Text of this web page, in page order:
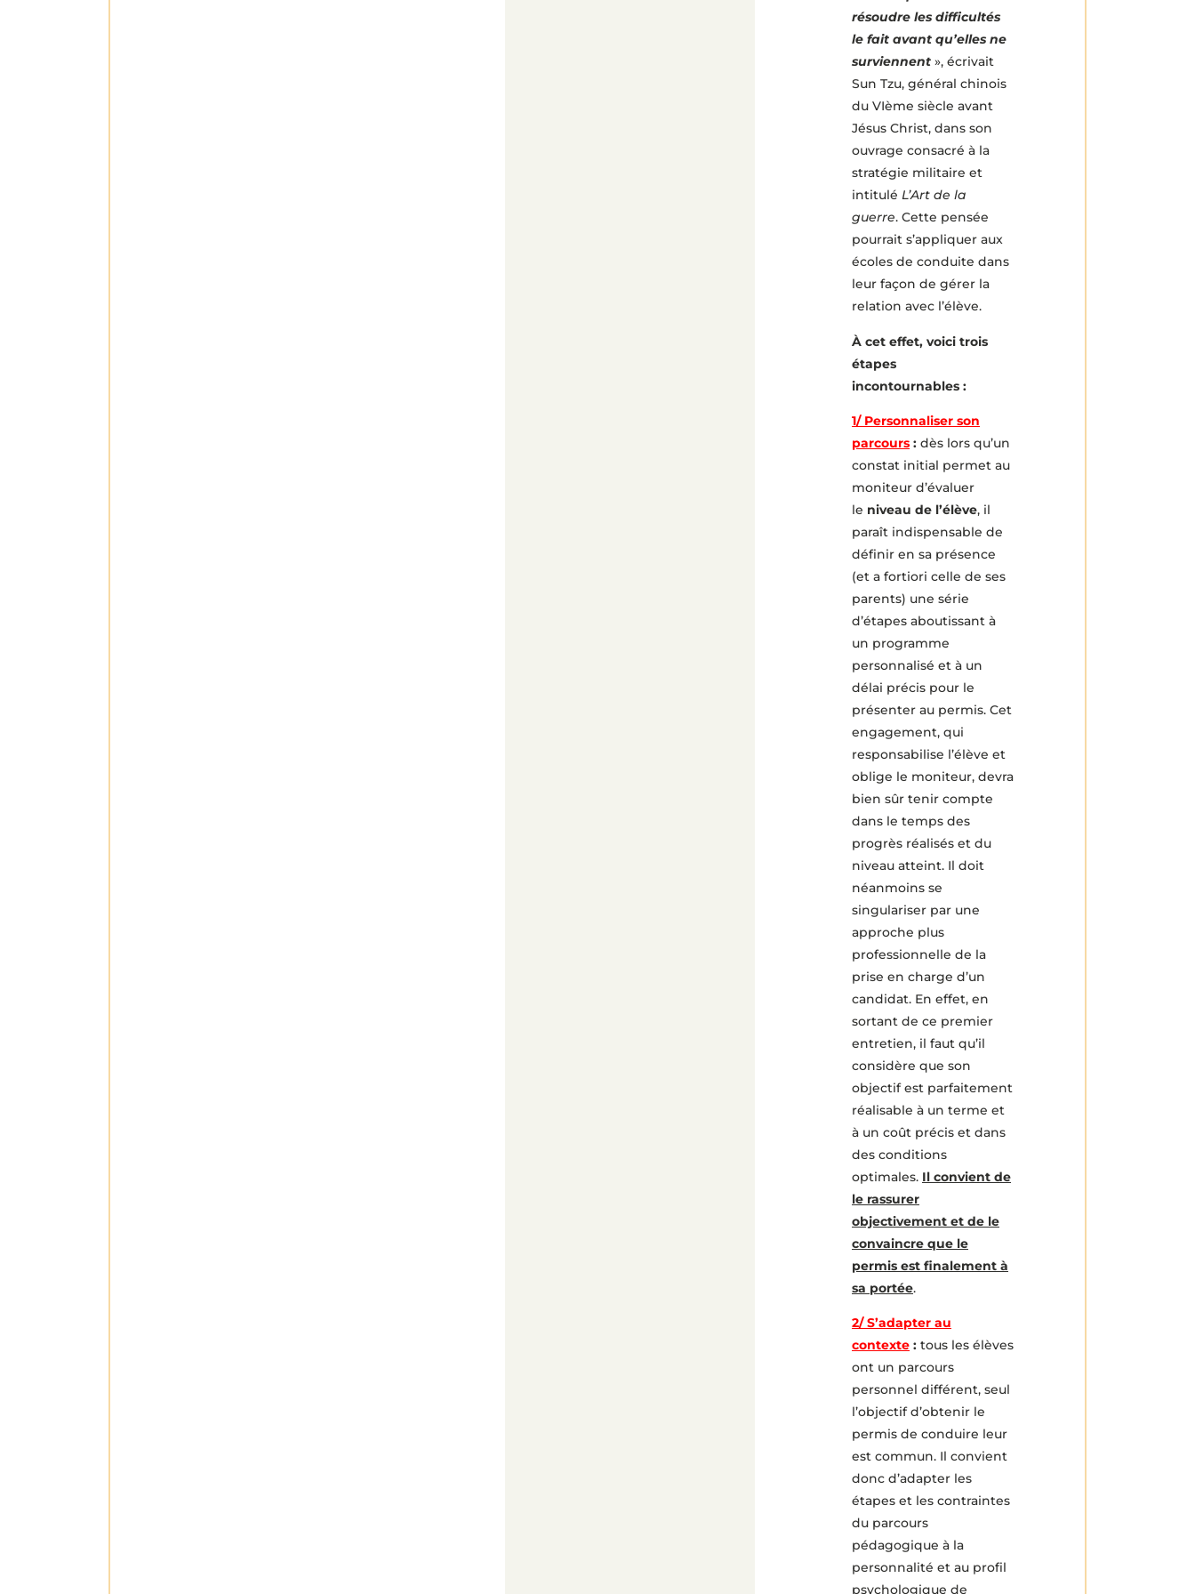
résoudre les difficultés
le fait avant qu’elles ne
surviennent », écrivait
Sun Tzu, général chinois
du VIème siècle avant
Jésus Christ, dans son
ouvrage consacré à la
stratégie militaire et
intitulé L’Art de la
guerre. Cette pensée
pourrait s’appliquer aux
écoles de conduite dans
leur façon de gérer la
relation avec l’élève.
À cet effet, voici trois
étapes
incontournables :
1/ Personnaliser son
parcours : dès lors qu’un
constat initial permet au
moniteur d’évaluer
le niveau de l’élève, il
paraît indispensable de
définir en sa présence
(et a fortiori celle de ses
parents) une série
d’étapes aboutissant à
un programme
personnalisé et à un
délai précis pour le
présenter au permis. Cet
engagement, qui
responsabilise l’élève et
oblige le moniteur, devra
bien sûr tenir compte
dans le temps des
progrès réalisés et du
niveau atteint. Il doit
néanmoins se
singulariser par une
approche plus
professionnelle de la
prise en charge d’un
candidat. En effet, en
sortant de ce premier
entretien, il faut qu’il
considère que son
objectif est parfaitement
réalisable à un terme et
à un coût précis et dans
des conditions
optimales. Il convient de
le rassurer
objectivement et de le
convaincre que le
permis est finalement à
sa portée.
2/ S’adapter au
contexte : tous les élèves
ont un parcours
personnel différent, seul
l’objectif d’obtenir le
permis de conduire leur
est commun. Il convient
donc d’adapter les
étapes et les contraintes
du parcours
pédagogique à la
personnalité et au profil
psychologique de